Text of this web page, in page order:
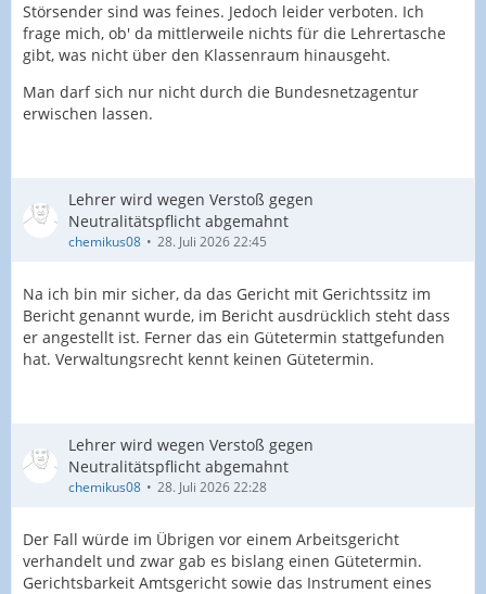
Störsender sind was feines. Jedoch leider verboten. Ich
frage mich, ob' da mittlerweile nichts für die Lehrertasche
gibt, was nicht über den Klassenraum hinausgeht.
Man darf sich nur nicht durch die Bundesnetzagentur
erwischen lassen.
Lehrer wird wegen Verstoß gegen
Neutralitätspflicht abgemahnt
chemikus08 28. Juli 2026 22:45
Na ich bin mir sicher, da das Gericht mit Gerichtssitz im
Bericht genannt wurde, im Bericht ausdrücklich steht dass
er angestellt ist. Ferner das ein Gütetermin stattgefunden
hat. Verwaltungsrecht kennt keinen Gütetermin.
Lehrer wird wegen Verstoß gegen
Neutralitätspflicht abgemahnt
chemikus08 28. Juli 2026 22:28
Der Fall würde im Übrigen vor einem Arbeitsgericht
verhandelt und zwar gab es bislang einen Gütetermin.
Gerichtsbarkeit Amtsgericht sowie das Instrument eines